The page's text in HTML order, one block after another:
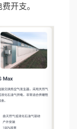
开支。